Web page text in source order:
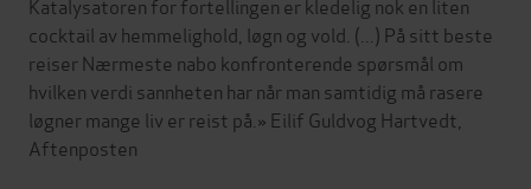
Katalysatoren for fortellingen er kledelig nok en liten
cocktail av hemmelighold, løgn og vold. (...) På sitt beste
reiser Nærmeste nabo konfronterende spørsmål om
hvilken verdi sannheten har når man samtidig må rasere
løgner mange liv er reist på.» Eilif Guldvog Hartvedt,
Aftenposten